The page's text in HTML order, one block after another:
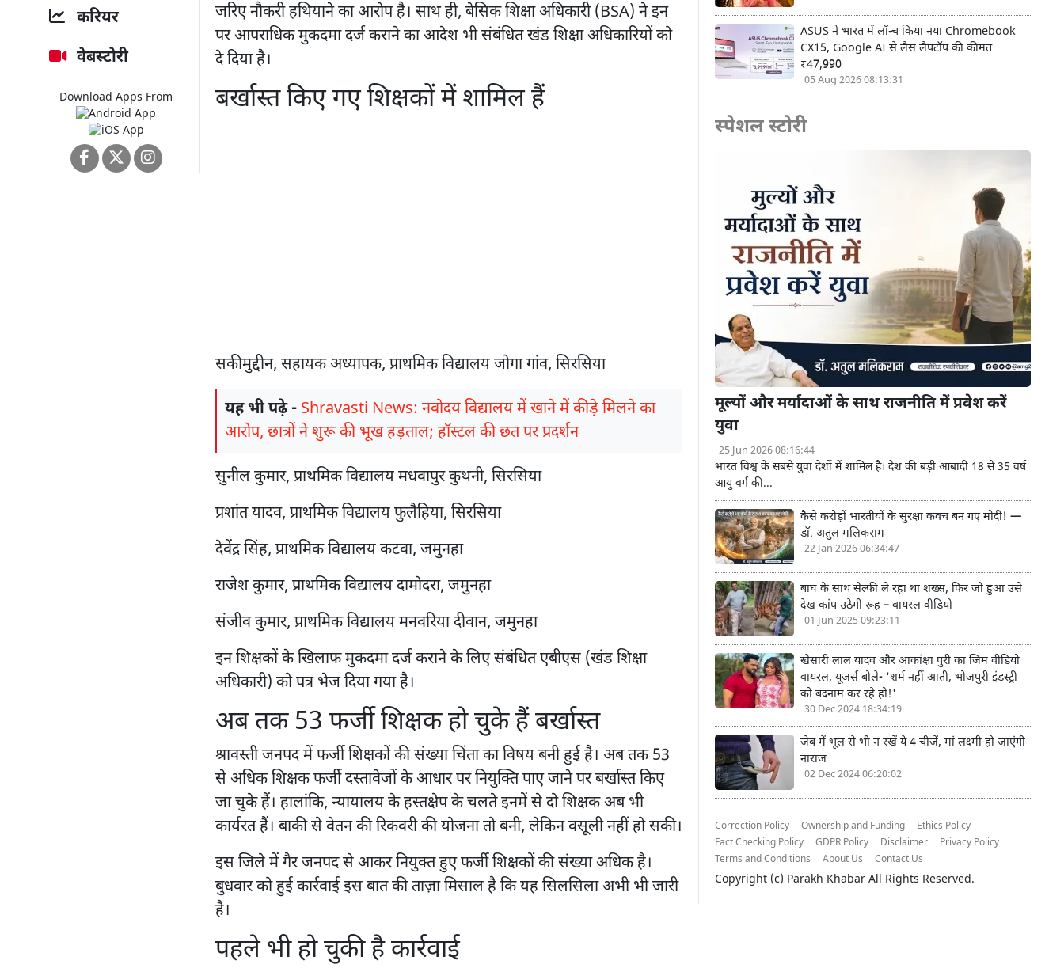
करियर
वेबस्टोरी
Download Apps From
जरिए नौकरी हथियाने का आरोप है। साथ ही, बेसिक शिक्षा अधिकारी (BSA) ने इन
पर आपराधिक मुकदमा दर्ज कराने का आदेश भी संबंधित खंड शिक्षा अधिकारियों को
दे दिया है।
बर्खास्त किए गए शिक्षकों में शामिल हैं
सकीमुद्दीन, सहायक अध्यापक, प्राथमिक विद्यालय जोगा गांव, सिरसिया
यह भी पढ़े - Shravasti News: नवोदय विद्यालय में खाने में कीड़े मिलने का
आरोप, छात्रों ने शुरू की भूख हड़ताल; हॉस्टल की छत पर प्रदर्शन
सुनील कुमार, प्राथमिक विद्यालय मधवापुर कुथनी, सिरसिया
प्रशांत यादव, प्राथमिक विद्यालय फुलैहिया, सिरसिया
देवेंद्र सिंह, प्राथमिक विद्यालय कटवा, जमुनहा
राजेश कुमार, प्राथमिक विद्यालय दामोदरा, जमुनहा
संजीव कुमार, प्राथमिक विद्यालय मनवरिया दीवान, जमुनहा
इन शिक्षकों के खिलाफ मुकदमा दर्ज कराने के लिए संबंधित एबीएस (खंड शिक्षा
अधिकारी) को पत्र भेज दिया गया है।
अब तक 53 फर्जी शिक्षक हो चुके हैं बर्खास्त
श्रावस्ती जनपद में फर्जी शिक्षकों की संख्या चिंता का विषय बनी हुई है। अब तक 53
से अधिक शिक्षक फर्जी दस्तावेजों के आधार पर नियुक्ति पाए जाने पर बर्खास्त किए
जा चुके हैं। हालांकि, न्यायालय के हस्तक्षेप के चलते इनमें से दो शिक्षक अब भी
कार्यरत हैं। बाकी से वेतन की रिकवरी की योजना तो बनी, लेकिन वसूली नहीं हो सकी।
इस जिले में गैर जनपद से आकर नियुक्त हुए फर्जी शिक्षकों की संख्या अधिक है।
बुधवार को हुई कार्रवाई इस बात की ताज़ा मिसाल है कि यह सिलसिला अभी भी जारी
है।
पहले भी हो चुकी है कार्रवाई
ASUS ने भारत में लॉन्च किया नया Chromebook
CX15, Google AI से लैस लैपटॉप की कीमत
₹47,990
05 Aug 2026 08:13:31
स्पेशल स्टोरी
मूल्यों और मर्यादाओं के साथ राजनीति में प्रवेश करें
युवा
25 Jun 2026 08:16:44
भारत विश्व के सबसे युवा देशों में शामिल है। देश की बड़ी आबादी 18 से 35 वर्ष
आयु वर्ग की...
कैसे करोड़ों भारतीयों के सुरक्षा कवच बन गए मोदी! —
डॉ. अतुल मलिकराम
22 Jan 2026 06:34:47
बाघ के साथ सेल्फी ले रहा था शख्स, फिर जो हुआ उसे
देख कांप उठेगी रूह – वायरल वीडियो
01 Jun 2025 09:23:11
खेसारी लाल यादव और आकांक्षा पुरी का जिम वीडियो
वायरल, यूजर्स बोले- 'शर्म नहीं आती, भोजपुरी इंडस्ट्री
को बदनाम कर रहे हो!'
30 Dec 2024 18:34:19
जेब में भूल से भी न रखें ये 4 चीजें, मां लक्ष्मी हो जाएंगी
नाराज
02 Dec 2024 06:20:02
Correction Policy Ownership and Funding
Ethics Policy
Fact Checking Policy
GDPR Policy Disclaimer
Privacy Policy
Terms and Conditions
About Us Contact Us
Copyright (c) Parakh Khabar All Rights Reserved.